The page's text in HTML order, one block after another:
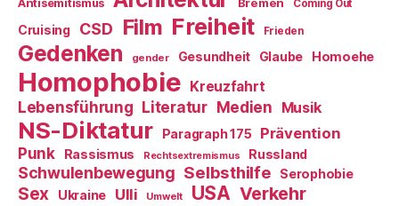
Antisemitismus Bremen Coming Out
Cruising CSD Film Freiheit Frieden
Gedenken gender Gesundheit Glaube Homoehe
Homophobie Kreuzfahrt
Lebensführung Literatur Medien Musik
NS-Diktatur Paragraph 175
Prävention
Punk
Rassismus Rechtsextremismus Russland
Schwulenbewegung Selbsthilfe Serophobie
Sex Ukraine Ulli Umwelt USA Verkehr